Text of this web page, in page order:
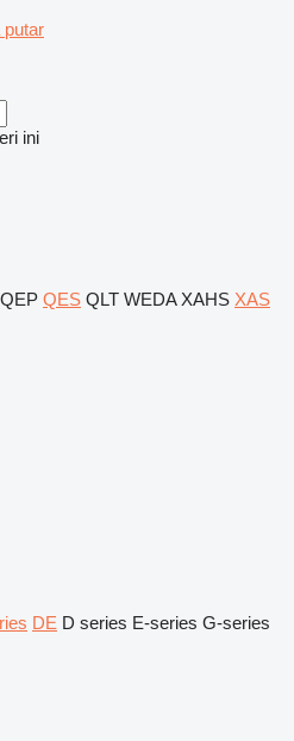
putar
ini
QEP QES QLT WEDA XAHS XAS
DE D series E-series G-series